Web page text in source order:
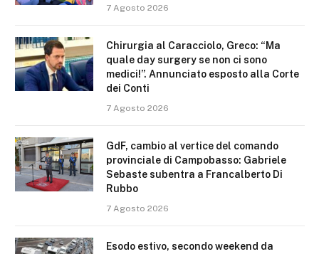
7 Agosto 2026
Chirurgia al Caracciolo, Greco: “Ma
quale day surgery se non ci sono
medici!”. Annunciato esposto alla Corte
dei Conti
7 Agosto 2026
GdF, cambio al vertice del comando
provinciale di Campobasso: Gabriele
Sebaste subentra a Francalberto Di
Rubbo
7 Agosto 2026
Esodo estivo, secondo weekend da